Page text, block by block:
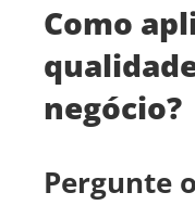
Como
negócio?
Pergunte